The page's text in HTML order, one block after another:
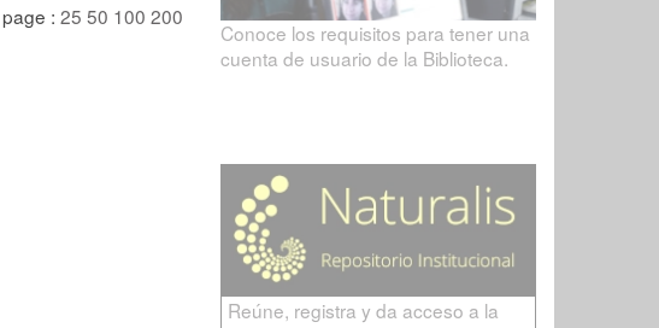
: 25 50 100 200
Conoce los requisitos para tener una
cuenta de usuario de la Biblioteca.
Reúne, registra y da acceso a la